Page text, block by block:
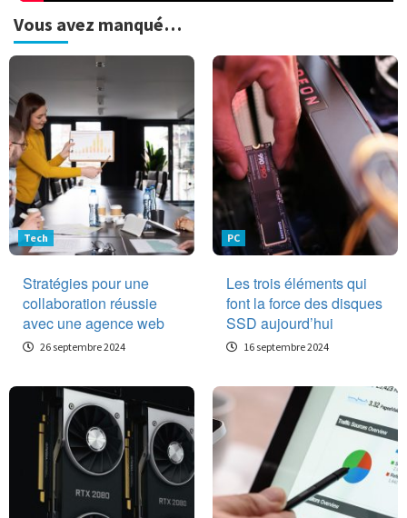
Vous avez manqué…
Tech
Stratégies pour une
collaboration réussie
avec une agence web
26 septembre 2024
PC
Les trois éléments qui
font la force des disques
SSD aujourd’hui
16 septembre 2024